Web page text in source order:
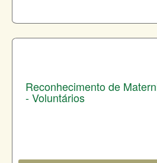
Reconhecimento de
- Voluntários